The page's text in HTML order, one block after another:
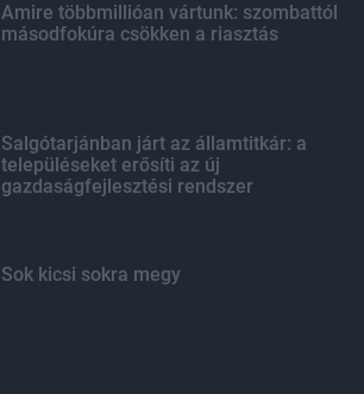
Amire többmillióan vártunk: szombattól
másodfokúra csökken a riasztás
Salgótarjánban járt az államtitkár: a
településeket erősíti az új
gazdaságfejlesztési rendszer
Sok kicsi sokra megy